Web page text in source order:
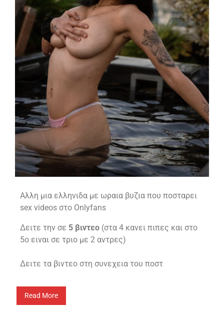
Αλλη μια ελληνιδα με ωραια βυζια που ποσταρει
sex videos στο Onlyfans
Δειτε την σε 5 βιντεο (στα 4 κανει πιπες και στο
5ο ειναι σε τριο με 2 αντρες)
Δειτε τα βιντεο στη συνεχεια του ποστ
Read More